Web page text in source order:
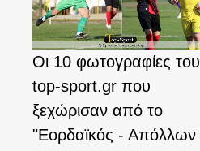
Οι 10 φωτογραφίες του
top-sport.gr που
ξεχώρισαν από το
"Εορδαϊκός - Απόλλων